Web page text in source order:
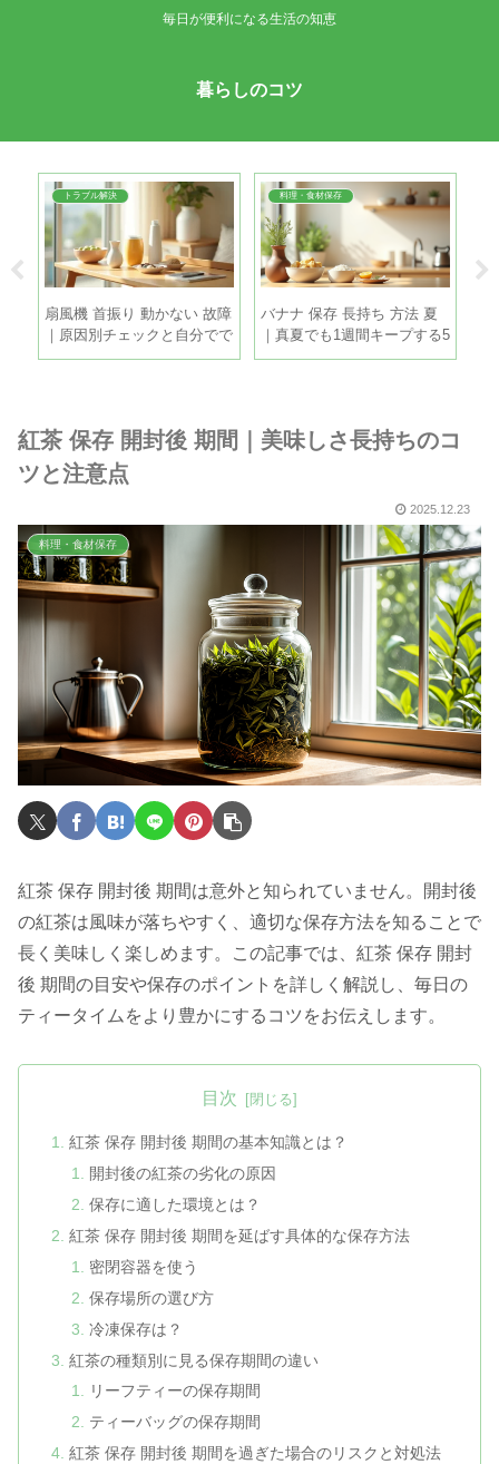
毎日が便利になる生活の知恵
暮らしのコツ
トラブル解決
扇風機 首振り 動かない 故障
｜原因別チェックと自分でで
きる直し方
料理・食材保存
バナナ 保存 長持ち 方法 夏
｜真夏でも1週間キープする5
つのコツ
紅茶 保存 開封後 期間｜美味しさ長持ちのコ
ツと注意点
2025.12.23
料理・食材保存
紅茶 保存 開封後 期間は意外と知られていません。開封後
の紅茶は風味が落ちやすく、適切な保存方法を知ることで
長く美味しく楽しめます。この記事では、紅茶 保存 開封
後 期間の目安や保存のポイントを詳しく解説し、毎日の
ティータイムをより豊かにするコツをお伝えします。
目次
紅茶 保存 開封後 期間の基本知識とは？
開封後の紅茶の劣化の原因
保存に適した環境とは？
紅茶 保存 開封後 期間を延ばす具体的な保存方法
密閉容器を使う
保存場所の選び方
冷凍保存は？
紅茶の種類別に見る保存期間の違い
リーフティーの保存期間
ティーバッグの保存期間
紅茶 保存 開封後 期間を過ぎた場合のリスクと対処法